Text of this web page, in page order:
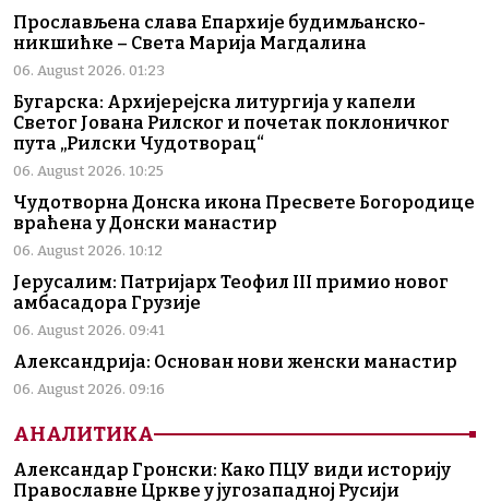
Прослављена слава Епархије будимљанско-
никшићке – Света Марија Магдалина
06. August 2026. 01:23
Бугарска: Архијерејска литургија у капели
Светог Јована Рилског и почетак поклоничког
пута „Рилски Чудотворац“
06. August 2026. 10:25
Чудотворна Донска икона Пресвете Богородице
враћена у Донски манастир
06. August 2026. 10:12
Јерусалим: Патријарх Теофил III примио новог
амбасадора Грузије
06. August 2026. 09:41
Александрија: Основан нови женски манастир
06. August 2026. 09:16
АНАЛИТИКА
Александар Гронски: Како ПЦУ види историју
Православне Цркве у југозападној Русији